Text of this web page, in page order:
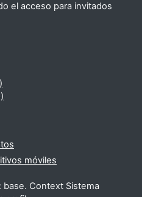
el acceso para invitados
móviles
base. Context Sistema